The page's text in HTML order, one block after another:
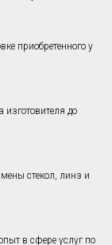
приобретенного у
изготовителя до
стекол, линз и
в сфере услуг по